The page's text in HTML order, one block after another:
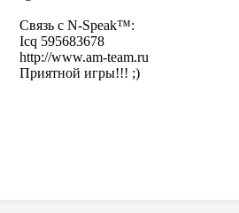
Связь с N-Speak™:
Icq 595683678
http://www.am-team.ru
Приятной игры!!! ;)